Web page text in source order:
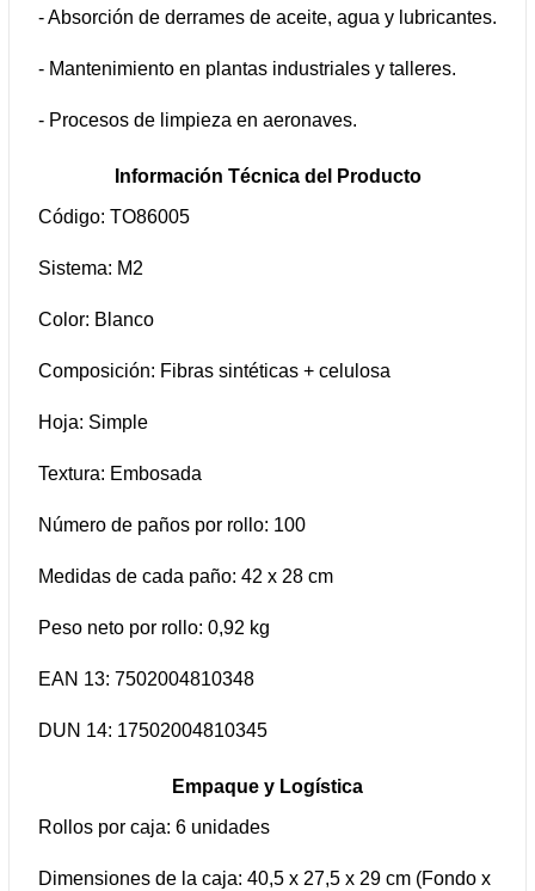
- Absorción de derrames de aceite, agua y lubricantes.
- Mantenimiento en plantas industriales y talleres.
- Procesos de limpieza en aeronaves.
Información Técnica del Producto
Código: TO86005
Sistema: M2
Color: Blanco
Composición: Fibras sintéticas + celulosa
Hoja: Simple
Textura: Embosada
Número de paños por rollo: 100
Medidas de cada paño: 42 x 28 cm
Peso neto por rollo: 0,92 kg
EAN 13: 7502004810348
DUN 14: 17502004810345
Empaque y Logística
Rollos por caja: 6 unidades
Dimensiones de la caja: 40,5 x 27,5 x 29 cm (Fondo x